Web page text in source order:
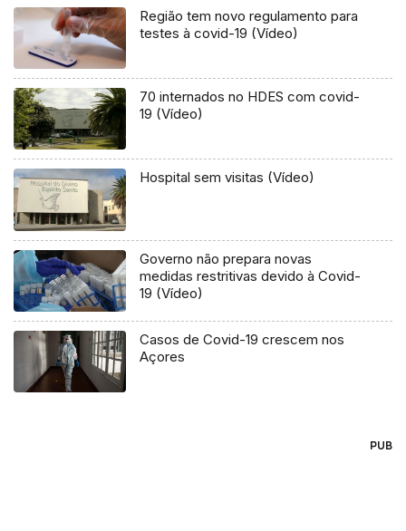
Região tem novo regulamento para
testes à covid-19 (Vídeo)
70 internados no HDES com covid-
19 (Vídeo)
Hospital sem visitas (Vídeo)
Governo não prepara novas
medidas restritivas devido à Covid-
19 (Vídeo)
Casos de Covid-19 crescem nos
Açores
PUB